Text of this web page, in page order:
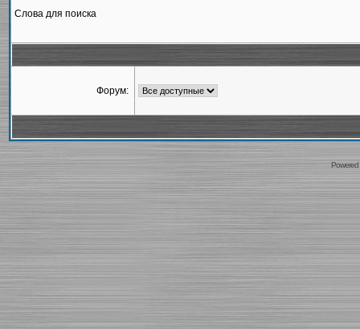
Слова для поиска
Форум: